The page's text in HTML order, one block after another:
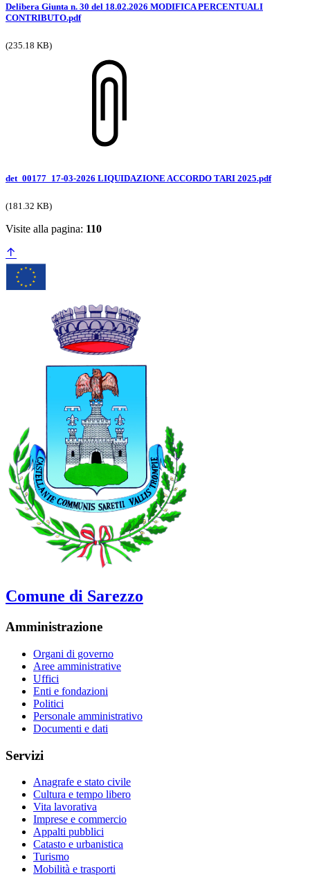
Delibera Giunta n. 30 del 18.02.2026 MODIFICA PERCENTUALI
CONTRIBUTO.pdf
(235.18 KB)
det_00177_17-03-2026 LIQUIDAZIONE ACCORDO TARI 2025.pdf
(181.32 KB)
Visite alla pagina: 110
Comune di Sarezzo
Amministrazione
Organi di governo
Aree amministrative
Uffici
Enti e fondazioni
Politici
Personale amministrativo
Documenti e dati
Servizi
Anagrafe e stato civile
Cultura e tempo libero
Vita lavorativa
Imprese e commercio
Appalti pubblici
Catasto e urbanistica
Turismo
Mobilità e trasporti